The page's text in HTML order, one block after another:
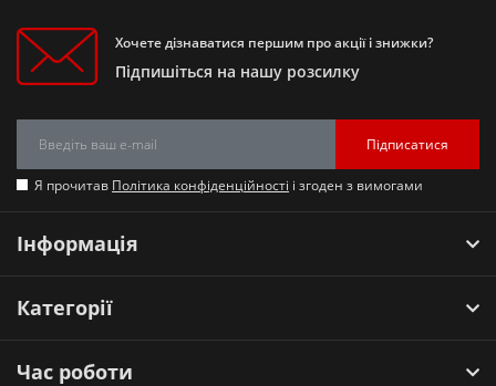
Хочете дізнаватися першим про акції і знижки?
Підпишіться на нашу розсилку
Підписатися
Я прочитав Політика конфіденційності і згоден з вимогами
Інформація
Категорії
Час роботи